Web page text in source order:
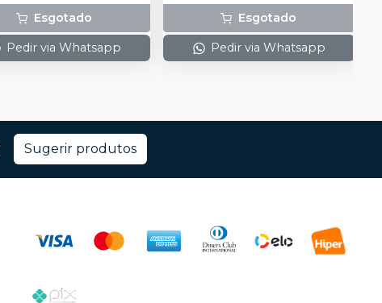
Esgotado
Pedir via Whatsapp
Esgotado
Pedir via Whatsapp
Sugerir produtos